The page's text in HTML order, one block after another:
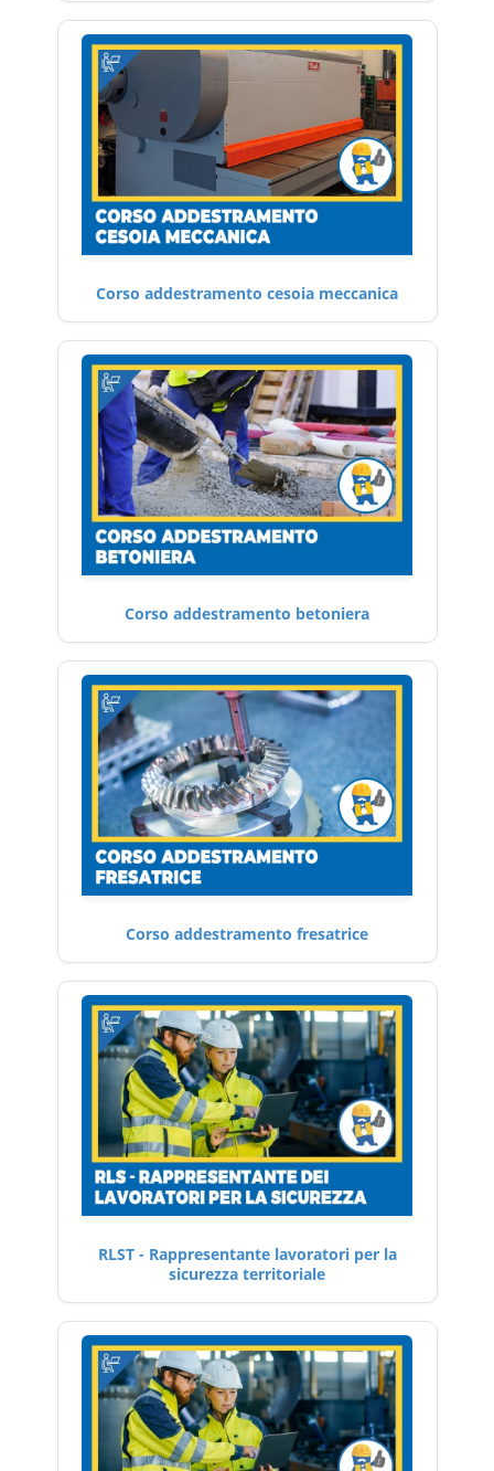
Corso addestramento cesoia meccanica
Corso addestramento betoniera
Corso addestramento fresatrice
RLST - Rappresentante lavoratori per la
sicurezza territoriale